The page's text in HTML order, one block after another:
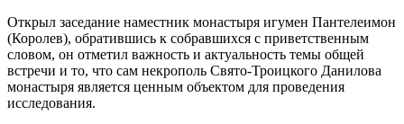
Открыл заседание наместник монастыря игумен Пантелеимон
(Королев), обратившись к собравшихся с приветственным
словом, он отметил важность и актуальность темы общей
встречи и то, что сам некрополь Свято-Троицкого Данилова
монастыря является ценным объектом для проведения
исследования.